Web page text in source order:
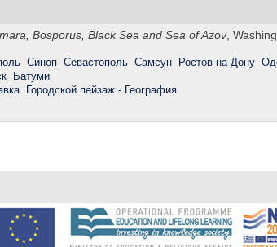
Bosporus, Black Sea and Sea of Azov,
Синоп Севастополь Самсун Ростов-на-Дону
Батуми
Городской пейзаж - География